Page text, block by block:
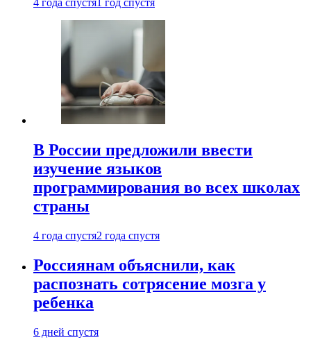
4 года спустя 1 год спустя
В России предложили ввести
изучение языков
программирования во всех школах
страны
4 года спустя2 года спустя
Россиянам объяснили, как
распознать сотрясение мозга у
ребенка
6 дней спустя